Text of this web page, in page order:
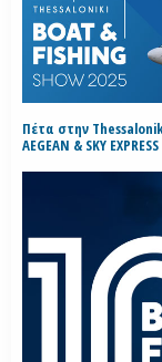
Πέτα στην
AEGEAN & SKY EXPRESS